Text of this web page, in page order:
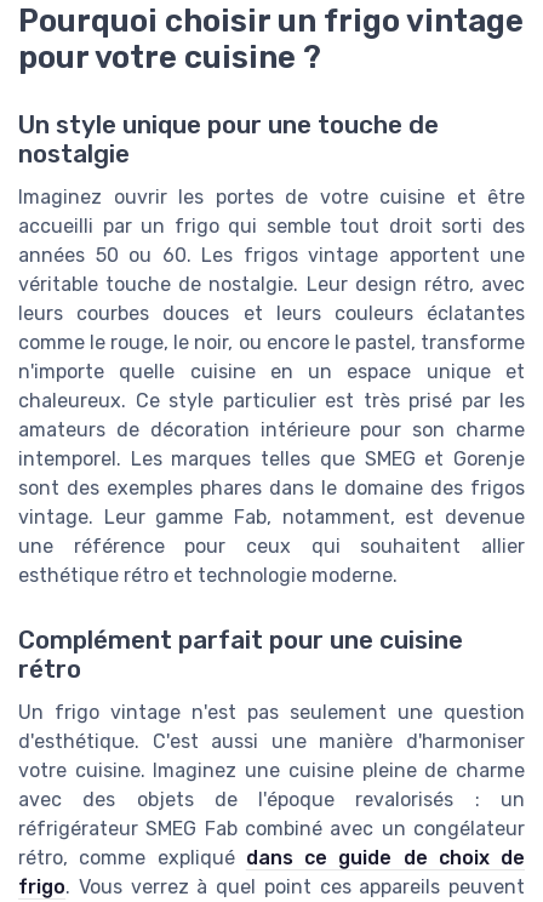
Pourquoi choisir un frigo vintage
pour votre cuisine ?
Un style unique pour une touche de
nostalgie
Imaginez ouvrir les portes de votre cuisine et être
accueilli par un frigo qui semble tout droit sorti des
années 50 ou 60. Les frigos vintage apportent une
véritable touche de nostalgie. Leur design rétro, avec
leurs courbes douces et leurs couleurs éclatantes
comme le rouge, le noir, ou encore le pastel, transforme
n'importe quelle cuisine en un espace unique et
chaleureux. Ce style particulier est très prisé par les
amateurs de décoration intérieure pour son charme
intemporel. Les marques telles que SMEG et Gorenje
sont des exemples phares dans le domaine des frigos
vintage. Leur gamme Fab, notamment, est devenue
une référence pour ceux qui souhaitent allier
esthétique rétro et technologie moderne.
Complément parfait pour une cuisine
rétro
Un frigo vintage n'est pas seulement une question
d'esthétique. C'est aussi une manière d'harmoniser
votre cuisine. Imaginez une cuisine pleine de charme
avec des objets de l'époque revalorisés : un
réfrigérateur SMEG Fab combiné avec un congélateur
rétro, comme expliqué dans ce guide de choix de
frigo. Vous verrez à quel point ces appareils peuvent